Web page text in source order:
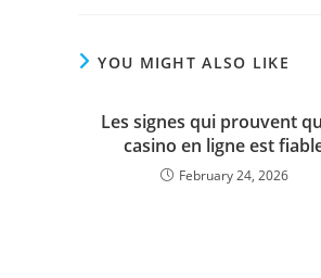
YOU MIGHT ALSO LIKE
Les signes qui prouvent
casino en ligne est
February 24, 2026